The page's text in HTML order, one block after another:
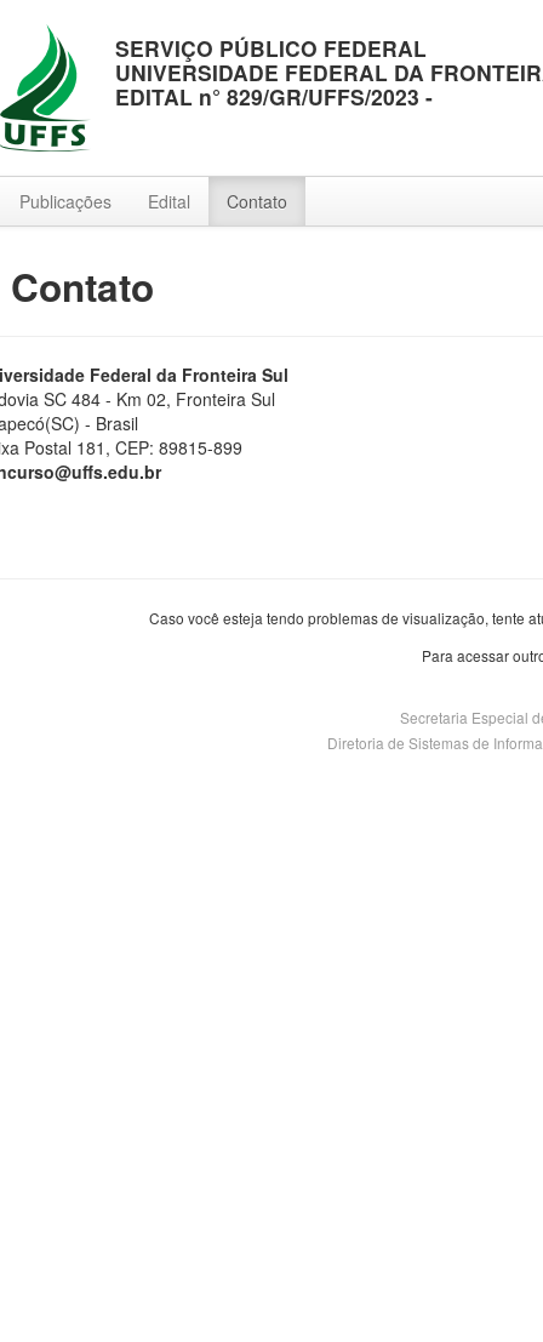
SERVIÇO PÚBLICO FEDERAL
UNIVERSIDADE FEDERAL DA
EDITAL n° 829/GR/UFFS/2023 -
Publicações Edital Contato
Federal da Fronteira Sul
SC 484 - Km 02, Fronteira Sul
- Brasil
Postal 181, CEP: 89815-899
Caso você esteja tendo problemas de visualização, tente
Para acessar
Secretaria Especial
Diretoria de Sistemas de